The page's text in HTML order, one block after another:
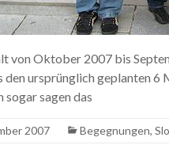
von Oktober 2007 bis
den ursprünglich geplanten
sogar sagen das
2007 Begegnungen,